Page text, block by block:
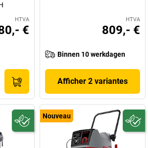
HTVA
€
HTVA
809,- €
Binnen 10 werkdagen
Afficher 2 variantes
Nouveau